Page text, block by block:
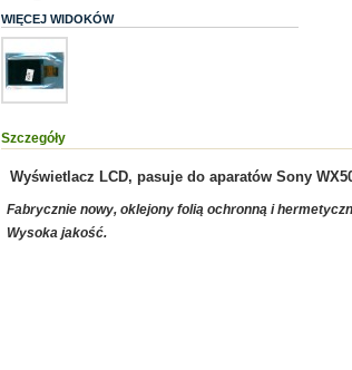
WIĘCEJ WIDOKÓW
Szczegóły
Wyświetlacz LCD, pasuje do aparatów Sony
Fabrycznie nowy, oklejony folią ochronną i
Wysoka jakość.